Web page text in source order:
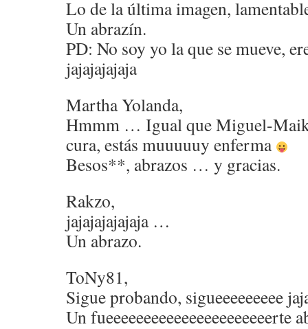
Lo de la última imagen,
Un abrazín.
PD: No soy yo la que se mueve,
jajajajajaja
Martha Yolanda,
Hmmm … Igual que Miguel-
cura, estás muuuuuy enferma
Besos**, abrazos … y gracias.
Rakzo,
jajajajajajaja …
Un abrazo.
ToNy81,
Sigue probando, sigueeeeeeeee
Un fueeeeeeeeeeeeeeeeeeeeeerte